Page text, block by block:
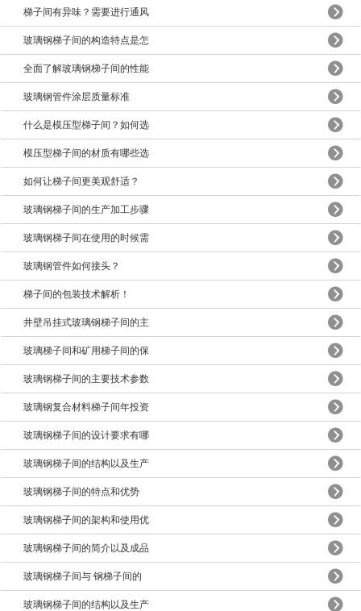
梯子间有异味？需要进行通风
玻璃钢梯子间的构造特点是怎
全面了解玻璃钢梯子间的性能
玻璃钢管件涂层质量标准
什么是模压型梯子间？如何选
模压型梯子间的材质有哪些选
如何让梯子间更美观舒适？
玻璃钢梯子间的生产加工步骤
玻璃钢梯子间在使用的时候需
玻璃钢管件如何接头？
梯子间的包装技术解析！
井壁吊挂式玻璃钢梯子间的主
玻璃梯子间和矿用梯子间的保
玻璃钢梯子间的主要技术参数
玻璃钢复合材料梯子间年投资
玻璃钢梯子间的设计要求有哪
玻璃钢梯子间的结构以及生产
玻璃钢梯子间的特点和优势
玻璃钢梯子间的架构和使用优
玻璃钢梯子间的简介以及成品
玻璃钢梯子间与 钢梯子间的
玻璃钢梯子间的结构以及生产